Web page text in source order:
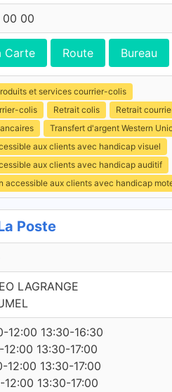
00 00
Carte Route Bureau
et services courrier-colis
colis
Retrait colis
Retrait
Transfert d'argent Western
aux clients avec handicap visuel
aux clients avec handicap auditif
accessible aux clients avec handicap
Poste
LAGRANGE
12:00 13:30-16:30
13:30-17:00
12:00 13:30-17:00
13:30-17:00